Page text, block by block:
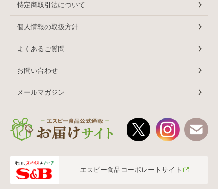
特定商取引法について
個人情報の取扱方針
よくあるご質問
お問い合わせ
メールマガジン
エスビー食品コーポレートサイト